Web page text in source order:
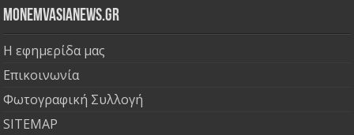
Monemvasianews.gr
Η εφημερίδα μας
Επικοινωνία
Φωτογραφική Συλλογή
SITEMAP